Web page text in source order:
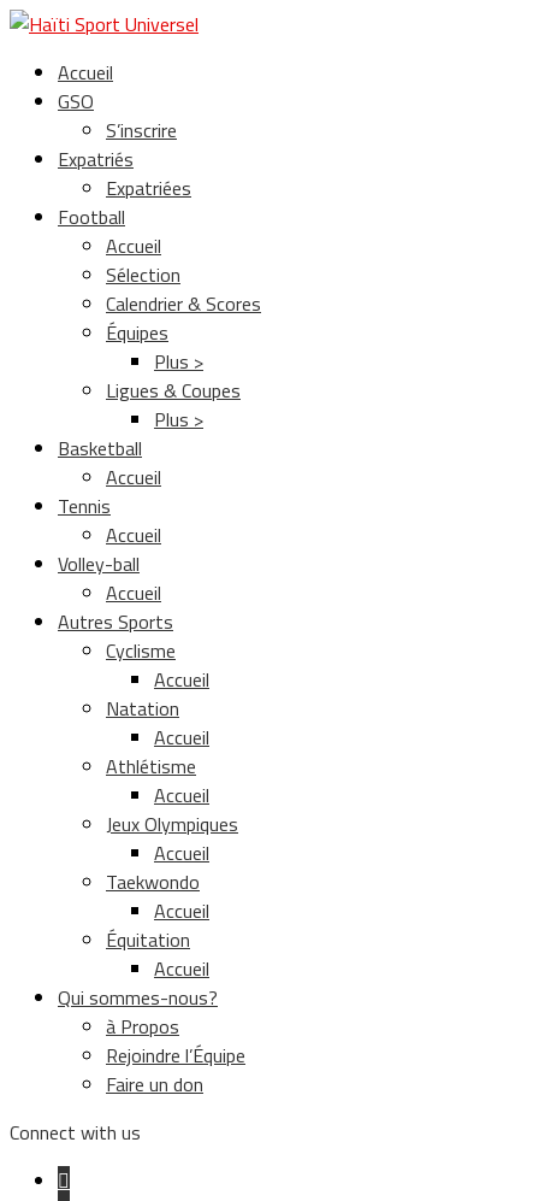
Accueil
GSO
S’inscrire
Expatriés
Expatriées
Football
Accueil
Sélection
Calendrier & Scores
Équipes
Plus >
Ligues & Coupes
Plus >
Basketball
Accueil
Tennis
Accueil
Volley-ball
Accueil
Autres Sports
Cyclisme
Accueil
Natation
Accueil
Athlétisme
Accueil
Jeux Olympiques
Accueil
Taekwondo
Accueil
Équitation
Accueil
Qui sommes-nous?
à Propos
Rejoindre l’Équipe
Faire un don
Connect with us